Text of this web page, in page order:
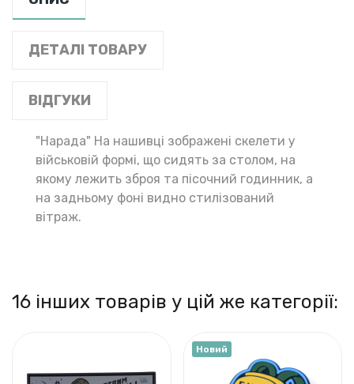
ДЕТАЛІ ТОВАРУ
ВІДГУКИ
"Нарада" На нашивці зображені скелети у
військовій формі, що сидять за столом, на
якому лежить зброя та пісочний годинник, а
на задньому фоні видно стилізований
вітраж.
16 інших товарів у цій же категорії:
Новий